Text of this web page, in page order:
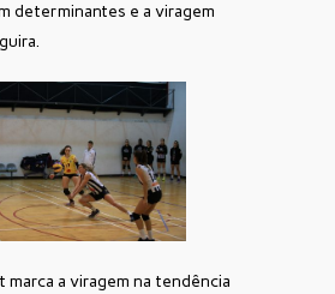
determinantes e a viragem
a viragem na tendência